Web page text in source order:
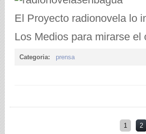
El Proyecto radionovela lo
Los Medios para mirarse
Categoria: prensa
1 2